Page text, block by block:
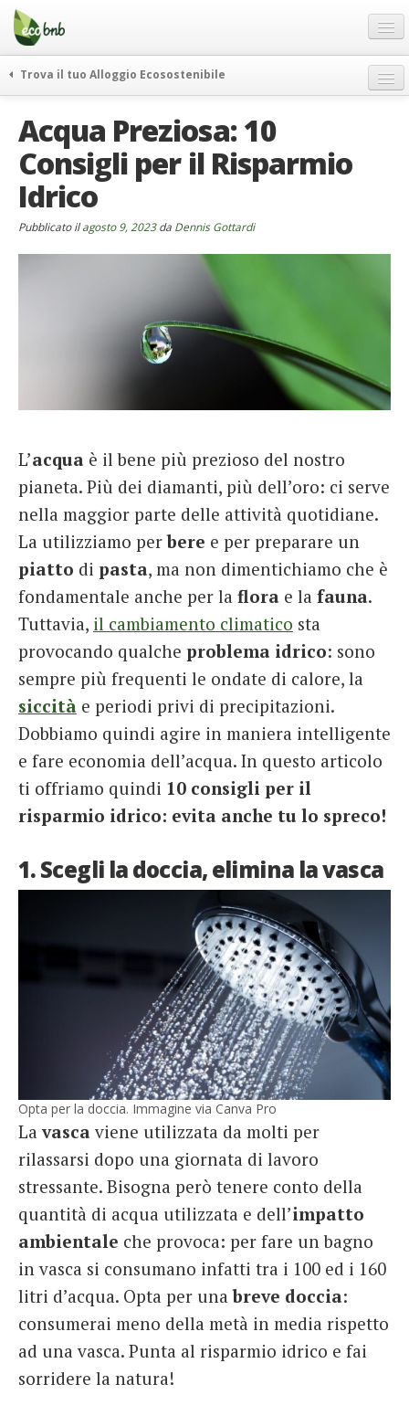
Menu
Salta
contenuto
Offerte Speciali
Regali
FAQ
Chi Siamo
Partner
Contatti
Italiano
Trova il tuo Alloggio Ecosostenibile
itinerari
curiosità
vivere e viaggiare verde
Acqua Preziosa: 10
Consigli per il Risparmio
Idrico
Pubblicato ilagosto 9, 2023da Dennis Gottardi
L’acqua è il bene più prezioso del nostro
pianeta. Più dei diamanti, più dell’oro: ci serve
nella maggior parte delle attività quotidiane.
La utilizziamo perbere e per preparare un
piatto di pasta, ma non dimentichiamo che è
fondamentale anche per la flora e la fauna.
Tuttavia, il cambiamento climatico sta
provocando qualche problema idrico: sono
sempre più frequenti le ondate di calore, la
siccità e periodi privi di precipitazioni.
Dobbiamo quindi agire in maniera intelligente
e fare economia dell’acqua. In questo articolo
ti offriamo quindi 10 consigli per il
risparmio idrico: evita anche tu lo spreco!
1. Scegli la doccia, elimina la vasca
Opta per la doccia. Immagine via Canva Pro
Lavasca viene utilizzata da molti per
rilassarsi dopo una giornata di lavoro
stressante. Bisogna però tenere conto della
quantità di acqua utilizzata e dell’impatto
ambientale che provoca: per fare un bagno
in vasca si consumano infatti tra i 100 ed i 160
litri d’acqua. Opta per unabreve doccia:
consumerai meno della metà in media rispetto
ad una vasca. Punta al risparmio idrico e fai
sorridere la natura!